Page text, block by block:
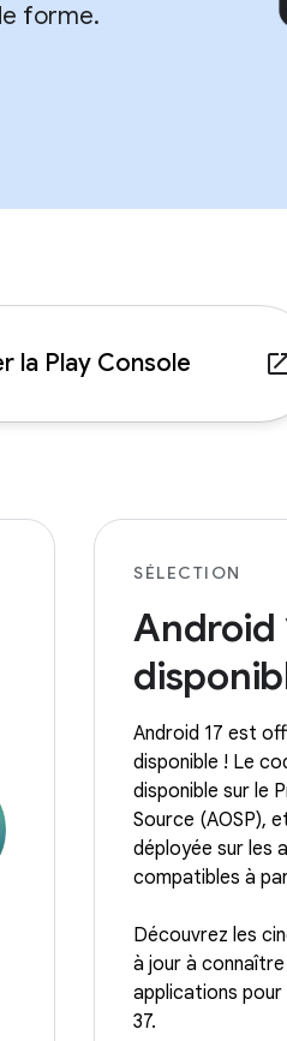
forme.
la Play Console
SÉLECTION
Android
Android 17 est
disponible ! Le
disponible sur le
Source (AOSP),
déployée sur les
compatibles à
Découvrez les
à jour à
applications pour
37.